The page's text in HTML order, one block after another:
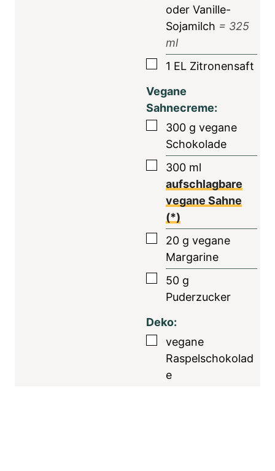
oder Vanille-
Sojamilch = 325
ml
▢
1 EL Zitronensaft
Vegane
Sahnecreme:
▢
300 gvegane
Schokolade
▢
300 ml
aufschlagbare
vegane Sahne
(*)
▢
20 g vegane
Margarine
▢
50 g
Puderzucker
Deko:
▢
vegane
Raspelschokolad
e